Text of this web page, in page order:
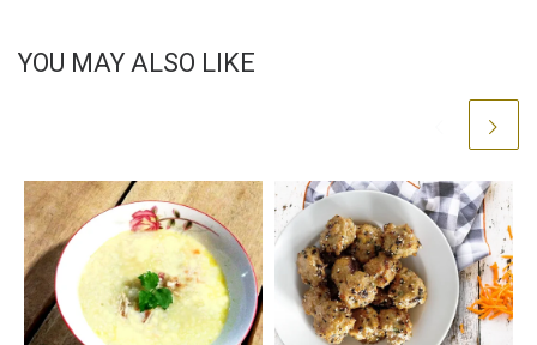
YOU MAY ALSO LIKE